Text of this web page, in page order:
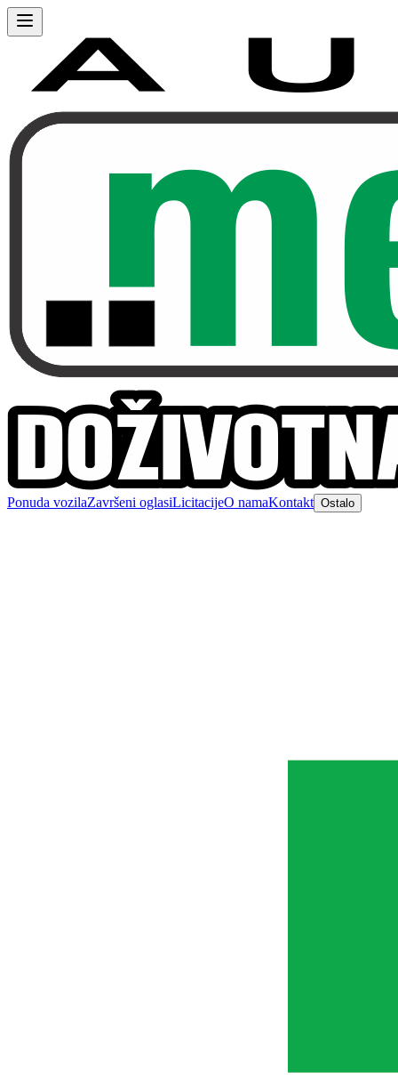
Ponuda vozilaZavršeni oglasiLicitacijeO namaKontakt Ostalo